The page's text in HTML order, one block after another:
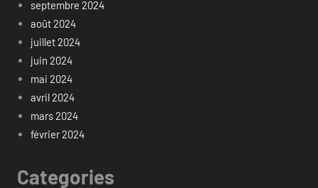
septembre 2024
août 2024
juillet 2024
juin 2024
mai 2024
avril 2024
mars 2024
février 2024
Categories